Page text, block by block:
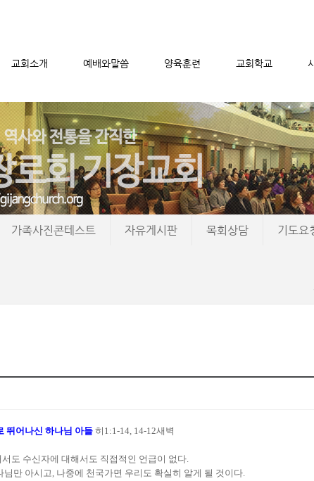
교회소개 예배와말씀 양육훈련 교회학교
메뉴 건너뛰기
가족사진콘테스트 자유게시판 목회상담 기도요
뛰어나신 하나님 아들 히1:1-14, 14-12새벽
도 수신자에 대해서도 직접적인 언급이 없다.
만 아시고, 나중에 천국가면 우리도 확실히 알게 될 것이다.